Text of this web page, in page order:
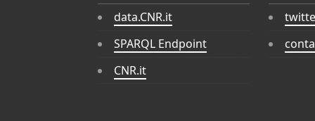
data.CNR.it
SPARQL Endpoint
CNR.it